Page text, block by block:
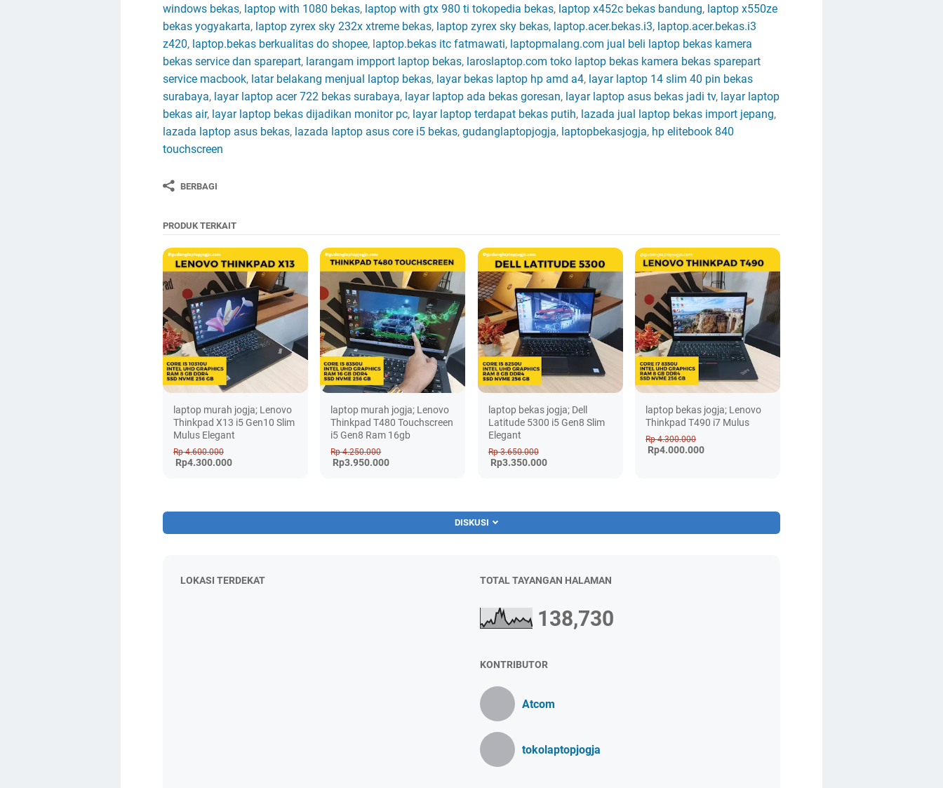
windows bekas, laptop with 1080 bekas, laptop with gtx 980 ti tokopedia bekas, laptop x452c bekas bandung, laptop x550ze
bekas yogyakarta, laptop zyrex sky 232x xtreme bekas, laptop zyrex sky bekas, laptop.acer.bekas.i3, laptop.acer.bekas.i3
z420, laptop.bekas berkualitas do shopee, l aptop.bekas itc fatmawati, laptopmalang.com jual beli laptop bekas kamera
bekas service dan sparepart, larangam impport laptop bekas, laroslaptop.com toko laptop bekas kamera bekas sparepart
service macbook, latar belakang menjual laptop bekas, layar bekas laptop hp amd a4, layar laptop 14 slim 40 pin bekas
surabaya, layar laptop acer 722 bekas surabaya, layar laptop ada bekas goresan, layar laptop asus bekas jadi tv, layar laptop
bekas air, layar laptop bekas dijadikan monitor pc, layar laptop terdapat bekas putih, lazada jual laptop bekas import jepang,
lazada laptop asus bekas, lazada laptop asus core i5 bekas, gudanglaptopjogja, laptopbekasjogja, hp elitebook 840
touchscreen
BERBAGI
PRODUK TERKAIT
laptop murah jogja; Lenovo
Thinkpad X13 i5 Gen10 Slim
Mulus Elegant
Rp 4.600.000
Rp4.300.000
laptop murah jogja; Lenovo
Thinkpad T480 Touchscreen
i5 Gen8 Ram 16gb
Rp 4.250.000
Rp3.950.000
laptop bekas jogja; Dell
Latitude 5300 i5 Gen8 Slim
Elegant
Rp 3.650.000
Rp3.350.000
laptop bekas jogja; Lenovo
Thinkpad T490 i7 Mulus
Rp 4.300.000
Rp4.000.000
DISKUSI
LOKASI TERDEKAT TOTAL TAYANGAN HALAMAN
138,730
KONTRIBUTOR
Atcom
tokolaptopjogja